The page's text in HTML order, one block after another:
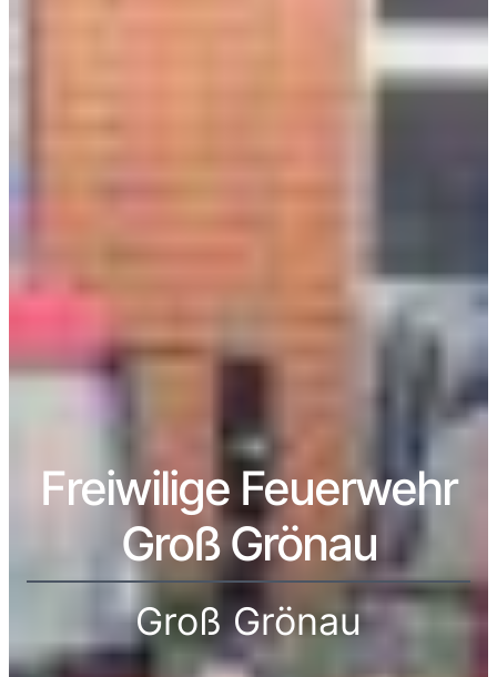
Freiwilige Feuerwehr
Groß Grönau
Groß Grönau